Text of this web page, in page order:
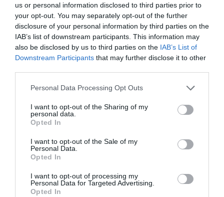
us or personal information disclosed to third parties prior to
your opt-out. You may separately opt-out of the further
disclosure of your personal information by third parties on the
IAB’s list of downstream participants. This information may
also be disclosed by us to third parties on the IAB’s List of
Downstream Participants that may further disclose it to other
Personal Data Processing Opt Outs
I want to opt-out of the Sharing of my
personal data.
Opted In
I want to opt-out of the Sale of my
Personal Data.
Opted In
I want to opt-out of processing my
Personal Data for Targeted Advertising.
Opted In
Seuraavaksi lohikäärmeelle asetetaan siivet
paikoilleen. Teos on lähes valmis…